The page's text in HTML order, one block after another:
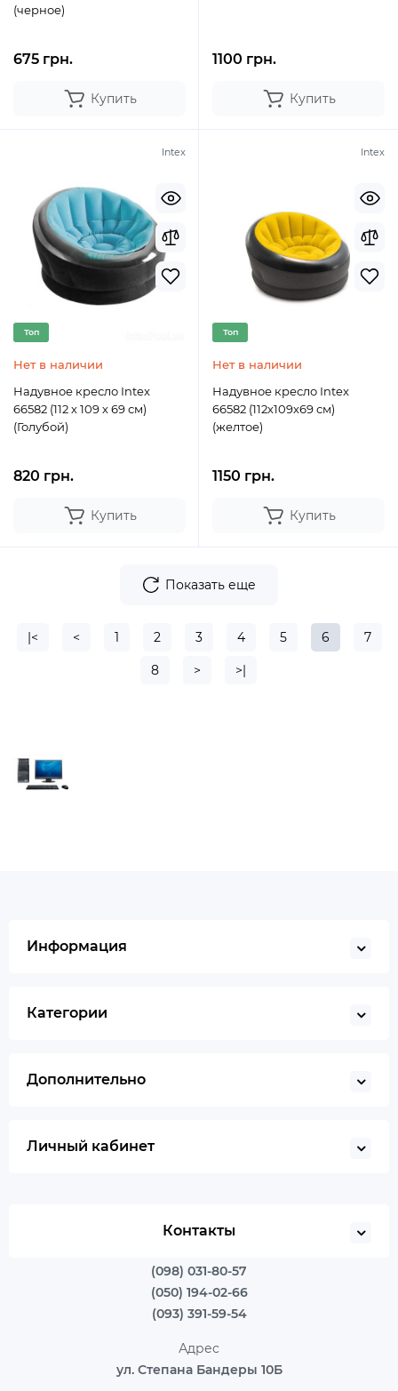
(черное)
675 грн.
Купить
1100 грн.
Купить
Intex
Топ
Нет в наличии
Надувное кресло Intex
66582 (112 х 109 х 69 см)
(Голубой)
820 грн.
Купить
Intex
Топ
Нет в наличии
Надувное кресло Intex
66582 (112х109х69 см)
(желтое)
1150 грн.
Купить
Показать еще
|< < 1 2 3 4 5 6 7
8 > >|
Информация
Категории
Дополнительно
Личный кабинет
Контакты
(098) 031-80-57
(050) 194-02-66
(093) 391-59-54
Адрес
ул. Степана Бандеры 10Б